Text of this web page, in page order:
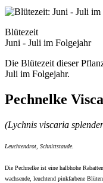
Blütezeit
Juni - Juli im Folgejahr
Die Blütezeit dieser
Juli im Folgejahr.
Pechnelke
(Lychnis viscaria
Leuchtendrot, Schnittstaude.
Die Pechnelke ist eine halbhohe
wachsende, leuchtend pinkfarbene